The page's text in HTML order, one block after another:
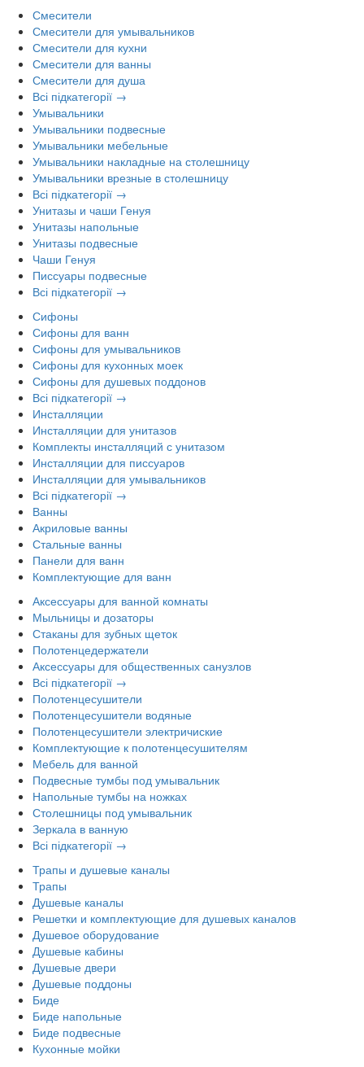
Смесители
Смесители для умывальников
Смесители для кухни
Смесители для ванны
Смесители для душа
Всі підкатегорії →
Умывальники
Умывальники подвесные
Умывальники мебельные
Умывальники накладные на столешницу
Умывальники врезные в столешницу
Всі підкатегорії →
Унитазы и чаши Генуя
Унитазы напольные
Унитазы подвесные
Чаши Генуя
Писсуары подвесные
Всі підкатегорії →
Сифоны
Сифоны для ванн
Сифоны для умывальников
Сифоны для кухонных моек
Сифоны для душевых поддонов
Всі підкатегорії →
Инсталляции
Инсталляции для унитазов
Комплекты инсталляций с унитазом
Инсталляции для писсуаров
Инсталляции для умывальников
Всі підкатегорії →
Ванны
Акриловые ванны
Стальные ванны
Панели для ванн
Комплектующие для ванн
Аксессуары для ванной комнаты
Мыльницы и дозаторы
Стаканы для зубных щеток
Полотенцедержатели
Аксессуары для общественных санузлов
Всі підкатегорії →
Полотенцесушители
Полотенцесушители водяные
Полотенцесушители электричиские
Комплектующие к полотенцесушителям
Мебель для ванной
Подвесные тумбы под умывальник
Напольные тумбы на ножках
Столешницы под умывальник
Зеркала в ванную
Всі підкатегорії →
Трапы и душевые каналы
Трапы
Душевые каналы
Решетки и комплектующие для душевых каналов
Душевое оборудование
Душевые кабины
Душевые двери
Душевые поддоны
Биде
Биде напольные
Биде подвесные
Кухонные мойки